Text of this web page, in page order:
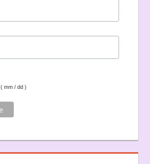
( mm / dd )